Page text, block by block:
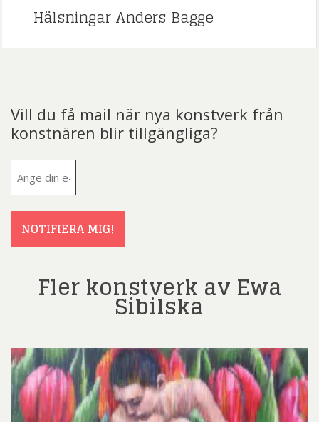
Hälsningar Anders Bagge
Vill du få mail när nya konstverk från
konstnären blir tillgängliga?
NOTIFIERA MIG!
Fler konstverk av Ewa
Sibilska